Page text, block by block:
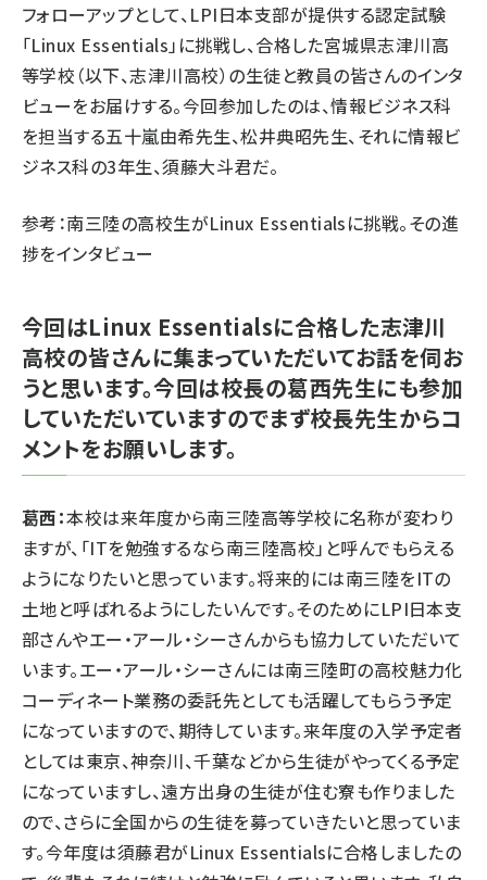
フォローアップとして、LPI日本支部が提供する認定試験
「Linux Essentials」に挑戦し、合格した宮城県志津川高
等学校（以下、志津川高校）の生徒と教員の皆さんのインタ
ビューをお届けする。今回参加したのは、情報ビジネス科
を担当する五十嵐由希先生、松井典昭先生、それに情報ビ
ジネス科の3年生、須藤大斗君だ。
参考：南三陸の高校生がLinux Essentialsに挑戦。その進
捗をインタビュー
今回はLinux Essentialsに合格した志津川
高校の皆さんに集まっていただいてお話を伺お
うと思います。今回は校長の葛西先生にも参加
していただいていますのでまず校長先生からコ
メントをお願いします。
葛西：本校は来年度から南三陸高等学校に名称が変わり
ますが、「ITを勉強するなら南三陸高校」と呼んでもらえる
ようになりたいと思っています。将来的には南三陸をITの
土地と呼ばれるようにしたいんです。そのためにLPI日本支
部さんやエー・アール・シーさんからも協力していただいて
います。エー・アール・シーさんには南三陸町の高校魅力化
コーディネート業務の委託先としても活躍してもらう予定
になっていますので、期待しています。来年度の入学予定者
としては東京、神奈川、千葉などから生徒がやってくる予定
になっていますし、遠方出身の生徒が住む寮も作りました
ので、さらに全国からの生徒を募っていきたいと思っていま
す。今年度は須藤君がLinux Essentialsに合格しましたの